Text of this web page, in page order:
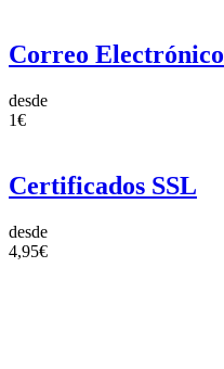
Correo Electrónico
desde
1€
Certificados SSL
desde
4,95€